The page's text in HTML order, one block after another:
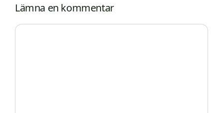
Lämna en kommentar
Kommentar